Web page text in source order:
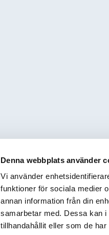
Denna webbplats använder
Vi använder
funktioner för sociala medier
annan information från din
samarbetar med. Dessa kan
tillhandahållit eller som de